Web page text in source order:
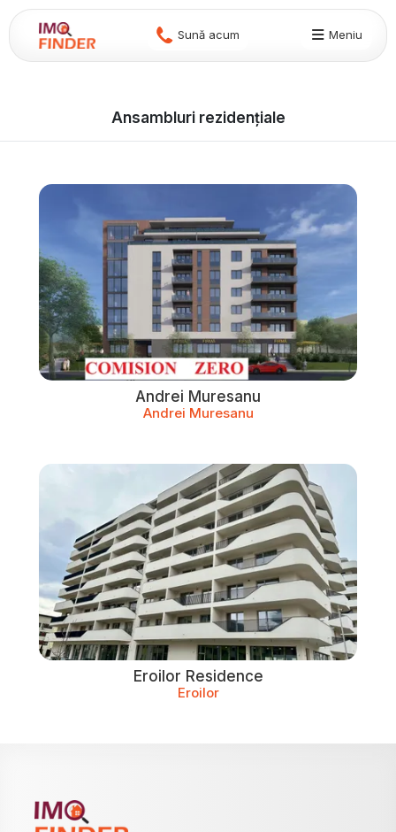
Sună acum Meniu
Ansambluri rezidențiale
Andrei Muresanu
Andrei Muresanu
Eroilor Residence
Eroilor